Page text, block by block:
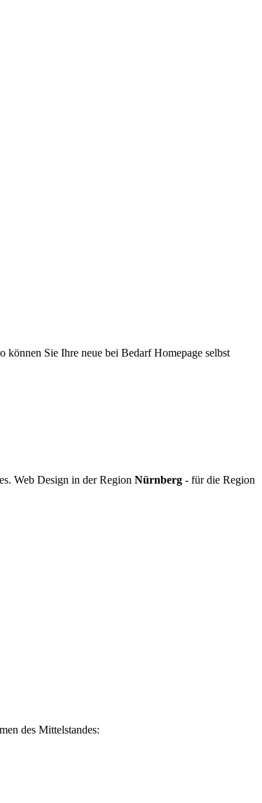
können Sie Ihre neue bei Bedarf Homepage selbst
Web Design in der Region Nürnberg - für die Region
des Mittelstandes: